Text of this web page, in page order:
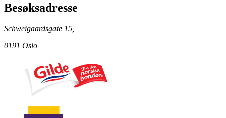
Besøksadresse
Schweigaardsgate 15,
0191 Oslo